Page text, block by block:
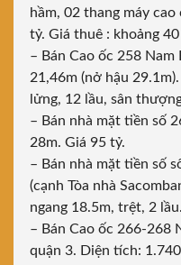
hầm, 02 thang máy
tỷ. Giá thuê : khoảng
– Bán Cao ốc 258
21,46m (nở hậu
lửng, 12 lầu, sân
– Bán nhà mặt tiền số
28m. Giá 95 tỷ.
– Bán nhà mặt tiền số
(cạnh Tòa nhà
ngang 18.5m, trệt, 2
– Bán Cao ốc 266-268
quận 3. Diện tích: